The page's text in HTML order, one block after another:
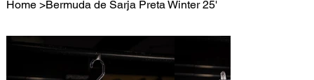
Home >Bermuda de Sarja Preta Winter 25'